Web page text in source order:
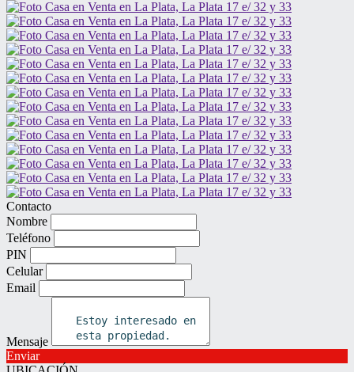
Contacto
Nombre
Teléfono
PIN
Celular
Email
Mensaje
Enviar